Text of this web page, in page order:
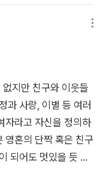
하루를 보낸다. 이 우
애초부터 도시에서
태어나 성인이 되어
누게 된 친구도 있
성도 늘 열어둔다. 이
한 관계들 속에서는
읽거나 영화를 보거
연도 있으리라. 때로
오늘은 그저 수줍게
는 문득 그 앞에 서서
도 좋은 일일 것이
배우 존 딜런의 이야
를 보여주는 배우들
증에 걸린다. 그의
을 떠나기 몇 년 전
임에 초대되었다. 존
글>에 나오는 독백을
시작했지만, 점점 힘을
야 하는 대목에서
툼에서 “인생의 무작
을 길어 올리고, 사랑
헛다리짚은 감상이
이라는 영토를 횡단
필요로 한다. 우연히
동네 브롱크스의 남
강렬하고 달콤한 행복
서 발생하는 욕구들
소식에 대한 고닉의 견
이어서 남편과 전우
진정상태가 오가다
들을 만나면 바로 페
로, 비평가이자 독보
.오늘 신문에서 이런
개의 창으로 세상을
‘ 비비언 고닉과 그녀
며 만나는 사람들,
략으로 활용된 차별
습은 상처를 아물게
망하게 놓치게 한다.
우리 자신의 감정적
징거림과 구분이 어렵
서 의도하지 않고도
력이 일상성을 확장하
인으로 할 수 있는 모
중된 권력 차원의 규
지만 친구와 이웃들
과 사랑, 이별 등 여러
자라고 자신을 정의하
영혼의 단짝 혹은 친구
되어도 멋있을 듯 하